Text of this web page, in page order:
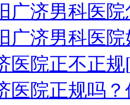
广济男科医院
广济男科医院
医院正不正
医院正规吗？